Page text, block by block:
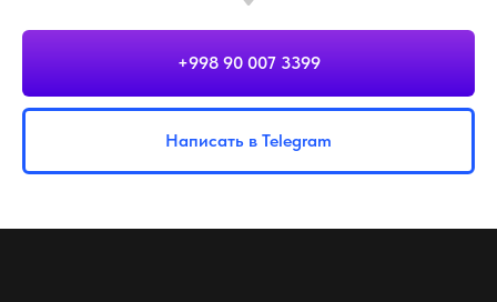
+998 90 007 3399
Написать в Telegram